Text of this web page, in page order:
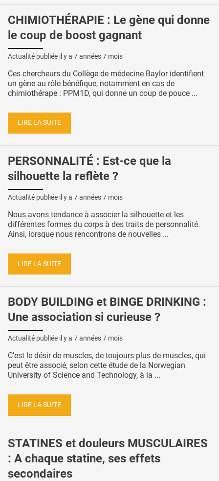
CHIMIOTHÉRAPIE : Le gène qui donne
le coup de boost gagnant
Actualité publiée il y a 7 années 7 mois
Ces chercheurs du Collège de médecine Baylor identifient
un gène au rôle bénéfique, notamment en cas de
chimiothérape : PPM1D, qui donne un coup de pouce ...
LIRE LA SUITE
PERSONNALITÉ : Est-ce que la
silhouette la reflète ?
Actualité publiée il y a 7 années 7 mois
Nous avons tendance à associer la silhouette et les
différentes formes du corps à des traits de personnalité.
Ainsi, lorsque nous rencontrons de nouvelles ...
LIRE LA SUITE
BODY BUILDING et BINGE DRINKING :
Une association si curieuse ?
Actualité publiée il y a 7 années 7 mois
C’est le désir de muscles, de toujours plus de muscles, qui
peut être associé, selon cette étude de la Norwegian
University of Science and Technology, à la ...
LIRE LA SUITE
STATINES et douleurs MUSCULAIRES
: A chaque statine, ses effets
secondaires